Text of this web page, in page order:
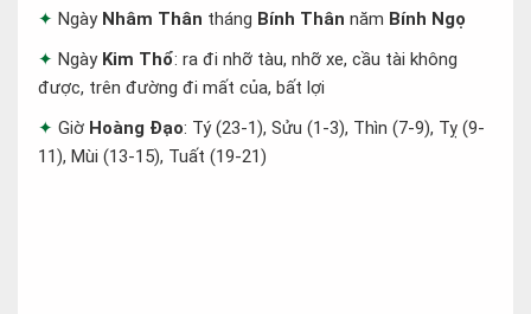
Ngày Nhâm Thân tháng Bính Thân năm Bính Ngọ
Ngày Kim Thổ: ra đi nhỡ tàu, nhỡ xe, cầu tài không
được, trên đường đi mất của, bất lợi
Giờ Hoàng Đạo: Tý (23-1), Sửu (1-3), Thìn (7-9), Tỵ (9-
11), Mùi (13-15), Tuất (19-21)